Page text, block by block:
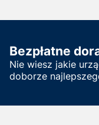
Bezpłatne
Nie wiesz jakie
doborze